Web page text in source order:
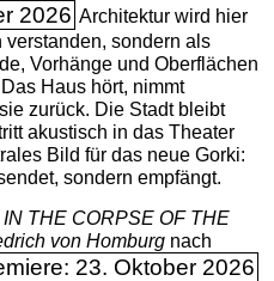
2026 Architektur wird hier
sondern als
Vorhänge und Oberflächen
Haus hört, nimmt
zurück. Die Stadt bleibt
akustisch in das Theater
Bild für das neue Gorki:
sondern empfängt.
THE CORPSE OF THE
von Homburgnach
23. Oktober 2026